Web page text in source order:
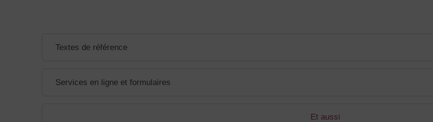
Textes de référence
Services en ligne et formulaires
Et aussi